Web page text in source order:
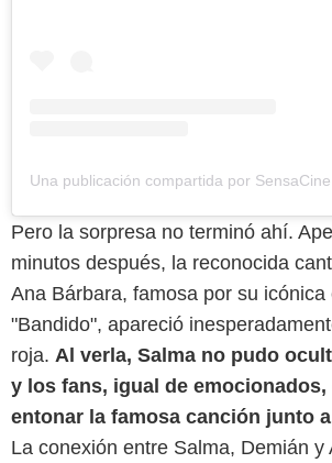
Pero la sorpresa no terminó ahí.
minutos después, la reconocida
Ana Bárbara, famosa por su icónica
"Bandido", apareció
roja. Al verla, Salma no pudo
y los fans, igual de emocionados,
entonar la famosa canción junto
La conexión entre Salma, Demián y
Uriel Linares / Sensacine